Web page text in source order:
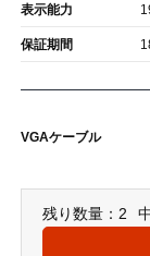
表示能力
保証期間
VGAケーブル
残り数量：2